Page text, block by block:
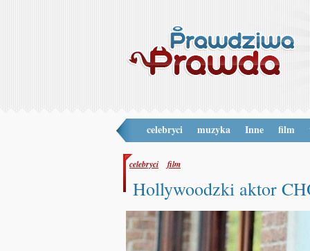
celebryci muzyka Inne film
celebryci film
Hollywoodzki aktor